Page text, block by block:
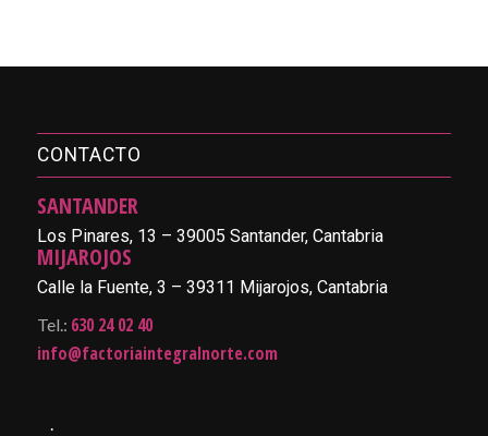
CONTACTO
SANTANDER
Los Pinares, 13 – 39005 Santander, Cantabria
MIJAROJOS
Calle la Fuente, 3 – 39311 Mijarojos, Cantabria
Tel.: 630 24 02 40
info@factoriaintegralnorte.com
.